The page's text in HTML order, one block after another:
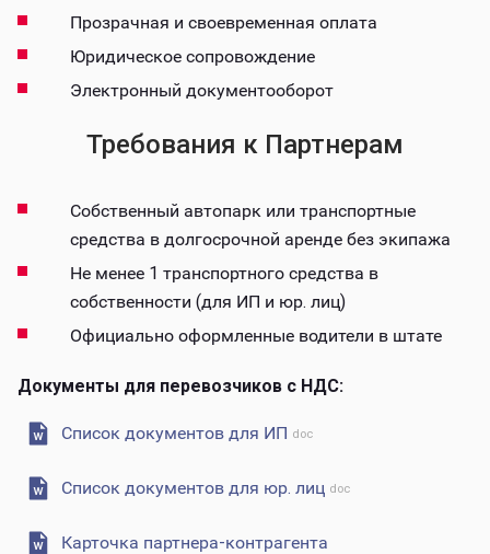
Прозрачная и своевременная оплата
Юридическое сопровождение
Электронный документооборот
Требования к Партнерам
Собственный автопарк или транспортные
средства в долгосрочной аренде без экипажа
Не менее 1 транспортного средства в
собственности (для ИП и юр. лиц)
Официально оформленные водители в штате
Документы для перевозчиков с НДС:
Список документов для ИП
Список документов для юр. лиц
Карточка партнера-контрагента